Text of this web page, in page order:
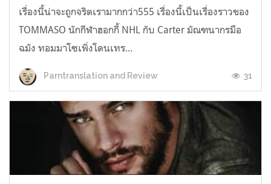
เรื่องนี้น่าจะถูกจริตเรามากกว่า555 เรื่องนี้เป็นเรื่องราวของ
TOMMASO นักกีฬาฮอกกี้ NHL กับ Carter มัณฑนากรมือ
ฉมัง ทอมมาโซเพิ่งโดนเทร...
Parntranslation and Review 31